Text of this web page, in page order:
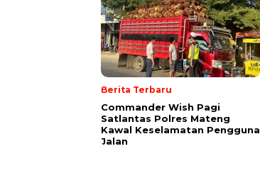
Berita Terbaru
Commander Wish Pagi
Satlantas Polres Mateng
Kawal Keselamatan Pengguna
Jalan